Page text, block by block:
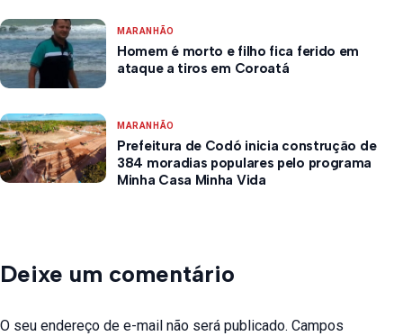
MARANHÃO
Homem é morto e filho fica ferido em
ataque a tiros em Coroatá
MARANHÃO
Prefeitura de Codó inicia construção de
384 moradias populares pelo programa
Minha Casa Minha Vida
Deixe um comentário
O seu endereço de e-mail não será publicado. Campos